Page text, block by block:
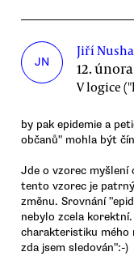
JN
Jiří
12.
V logice
by pak epidemie a
občanů" mohla být
Jde o vzorec
tento vzorec je
změnu. Srovnání
nebylo zcela
charakteristiku mého
zda jsem sledován":-)